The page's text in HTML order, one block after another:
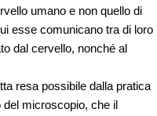
umano e non quello di
esse comunicano tra di loro
dal cervello, nonché al
resa possibile dalla pratica
del microscopio, che il